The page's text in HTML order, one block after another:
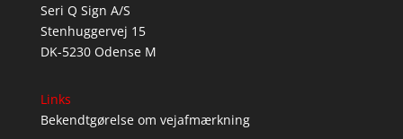
Seri Q Sign A/S
Stenhuggervej 15
DK-5230 Odense M
Links
Bekendtgørelse om vejafmærkning